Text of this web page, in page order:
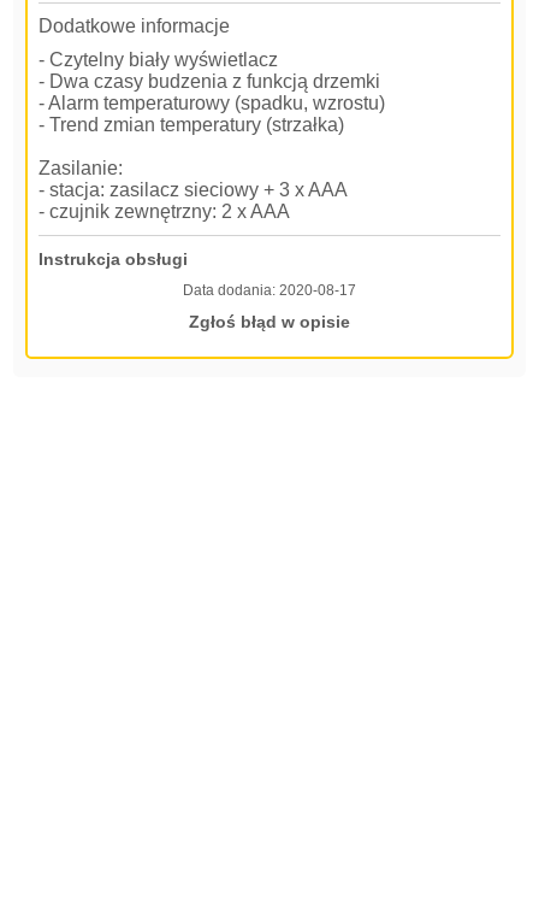
Dodatkowe informacje
- Czytelny biały wyświetlacz
- Dwa czasy budzenia z funkcją drzemki
- Alarm temperaturowy (spadku, wzrostu)
- Trend zmian temperatury (strzałka)
Zasilanie:
- stacja: zasilacz sieciowy + 3 x AAA
- czujnik zewnętrzny: 2 x AAA
Instrukcja obsługi
Data dodania: 2020-08-17
Zgłoś błąd w opisie